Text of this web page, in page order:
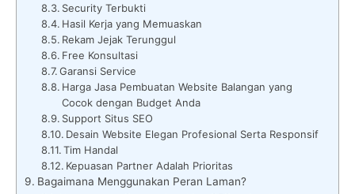
Security Terbukti
Hasil Kerja yang Memuaskan
Rekam Jejak Terunggul
Free Konsultasi
Garansi Service
Harga Jasa Pembuatan Website Balangan yang
Cocok dengan Budget Anda
Support Situs SEO
Desain Website Elegan Profesional Serta Responsif
Tim Handal
Kepuasan Partner Adalah Prioritas
Bagaimana Menggunakan Peran Laman?